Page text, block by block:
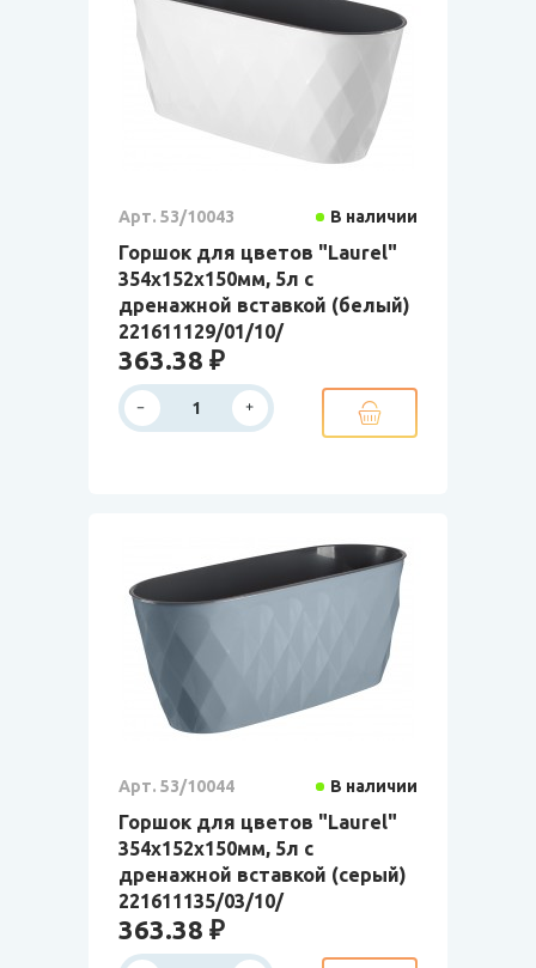
Арт. 53/10043 В наличии
Горшок для цветов "Laurel"
354х152х150мм, 5л с
дренажной вставкой (белый)
221611129/01/10/
363.38 ₽
Арт. 53/10044 В наличии
Горшок для цветов "Laurel"
354х152х150мм, 5л с
дренажной вставкой (серый)
221611135/03/10/
363.38 ₽